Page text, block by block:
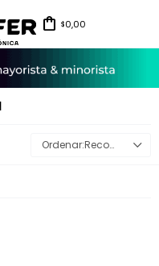
$0,00
Recomendados